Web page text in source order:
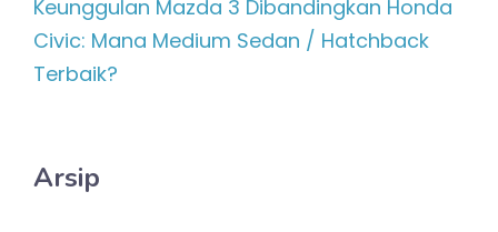
Keunggulan Mazda 3 Dibandingkan Honda
Civic: Mana Medium Sedan / Hatchback
Terbaik?
Arsip